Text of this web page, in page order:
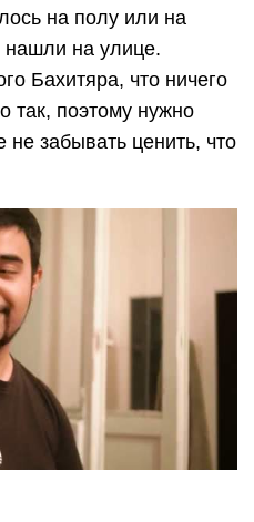
на полу или на
нашли на улице.
Бахитяра, что ничего
так, поэтому нужно
не забывать ценить, что